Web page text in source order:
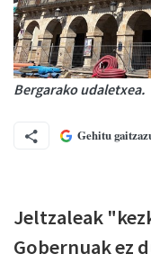
Bergarako udaletxea.
Gehitu
Jeltzaleak
Gobernuak ez